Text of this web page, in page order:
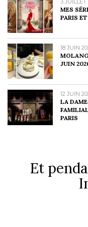
3 JUILLET
MES
PARIS
18 JUIN
JUIN
12 JUIN
LA
PARIS
Et